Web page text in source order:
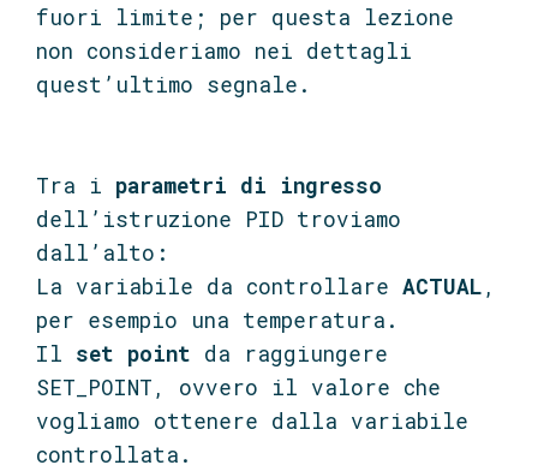
fuori limite; per questa lezione
non consideriamo nei dettagli
quest’ultimo segnale.
Tra i parametri di ingresso
dell’istruzione PID troviamo
dall’alto:
La variabile da controllare ACTUAL ,
per esempio una temperatura.
Il set point da raggiungere
SET_POINT, ovvero il valore che
vogliamo ottenere dalla variabile
controllata.